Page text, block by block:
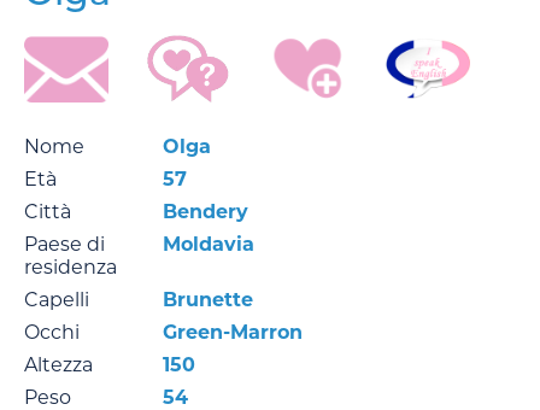
Nome
Olga
Età
57
Città
Bendery
Paese di
residenza
Moldavia
Capelli
Brunette
Occhi
Green-Marron
Altezza
150
Peso
54